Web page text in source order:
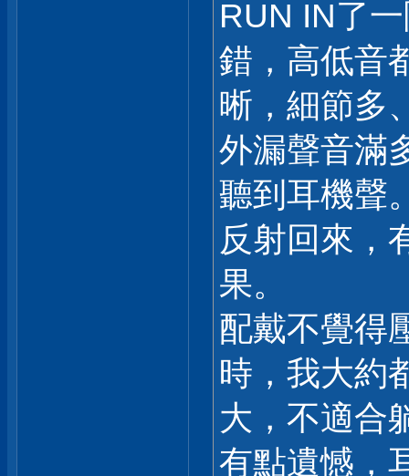
RUN IN了
錯，高低音
晰，細節多
外漏聲音滿
聽到耳機聲
反射回來，
果。
配戴不覺得
時，我大約
大，不適合
有點遺憾，